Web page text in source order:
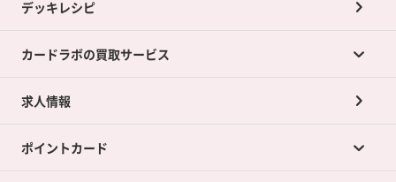
デッキレシピ
カードラボの買取サービス
カードラボの買取サービスTOP
店舗買取について
求人情報
ポイントカード